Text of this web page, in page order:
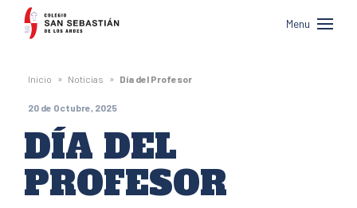
Colegio
San
Sebastián
de
Los
Andes
Menu
Inicio » Noticias » Día del Profesor
20 de Octubre, 2025
DÍA DEL
PROFESOR